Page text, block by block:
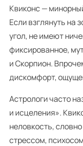
Квиконс —
Если взглянуть на
угол, не имеют
фиксированное,
и Скорпион.
дискомфорт,
Астрологи часто
и исцеления».
неловкость,
стрессом,